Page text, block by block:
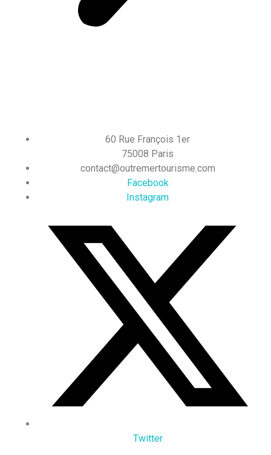
60 Rue François 1er
75008 Paris
contact@outremertourisme.com
Facebook
Instagram
Twitter